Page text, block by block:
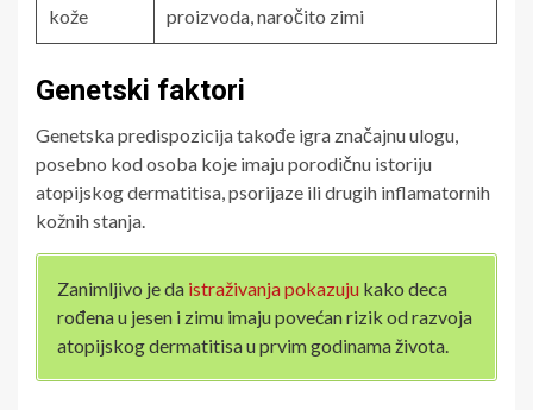
kože
proizvoda, naročito zimi
Genetski faktori
Genetska predispozicija takođe igra značajnu ulogu,
posebno kod osoba koje imaju porodičnu istoriju
atopijskog dermatitisa, psorijaze ili drugih inflamatornih
kožnih stanja.
Zanimljivo je da istraživanja pokazuju kako deca
rođena u jesen i zimu imaju povećan rizik od razvoja
atopijskog dermatitisa u prvim godinama života.